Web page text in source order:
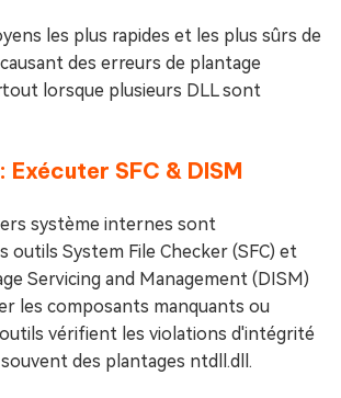
les plus rapides et les plus sûrs de
des erreurs de plantage
lorsque plusieurs DLL sont
SFC & DISM
système internes sont
outils System File Checker (SFC) et
Servicing and Management (DISM)
les composants manquants ou
vérifient les violations d'intégrité
des plantages ntdll.dll.